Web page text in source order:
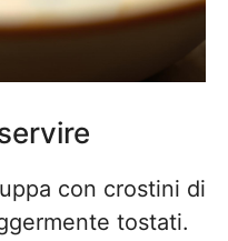
con crostini di
tostati.